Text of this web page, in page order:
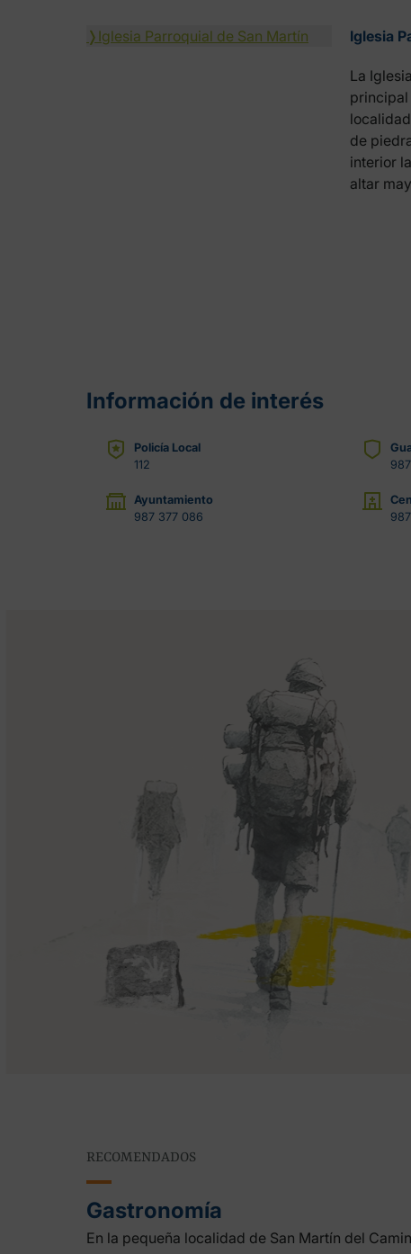
❭ Iglesia Parroquial de San Martín Iglesia
La
principal
de
interior
altar
Información de interés
Policía Local
112
Ayuntamiento
987 377 086
RECOMENDADOS
Gastronomía
En la pequeña localidad de San Martín del